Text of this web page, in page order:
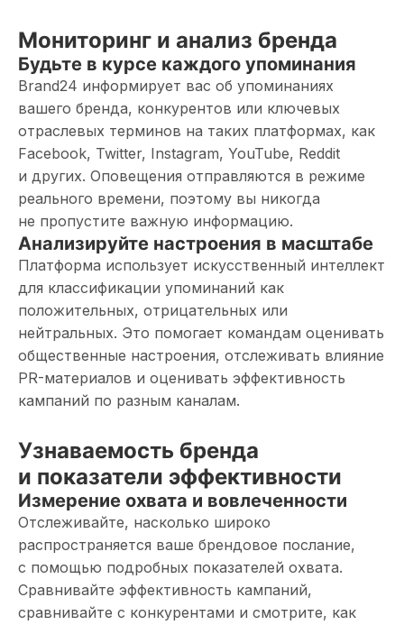
Мониторинг и анализ бренда
Будьте в курсе каждого упоминания
Brand24 информирует вас об упоминаниях
вашего бренда, конкурентов или ключевых
отраслевых терминов на таких платформах, как
Facebook, Twitter, Instagram, YouTube, Reddit
и других. Оповещения отправляются в режиме
реального времени, поэтому вы никогда
не пропустите важную информацию.
Анализируйте настроения в масштабе
Платформа использует искусственный интеллект
для классификации упоминаний как
положительных, отрицательных или
нейтральных. Это помогает командам оценивать
общественные настроения, отслеживать влияние
PR-материалов и оценивать эффективность
кампаний по разным каналам.
Узнаваемость бренда
и показатели эффективности
Измерение охвата и вовлеченности
Отслеживайте, насколько широко
распространяется ваше брендовое послание,
с помощью подробных показателей охвата.
Сравнивайте эффективность кампаний,
сравнивайте с конкурентами и смотрите, как